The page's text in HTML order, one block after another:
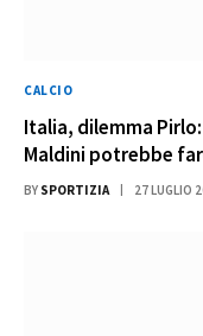
CALCIO
Italia, dilemma
Maldini potrebbe
BY SPORTIZIA 27 LUGLIO